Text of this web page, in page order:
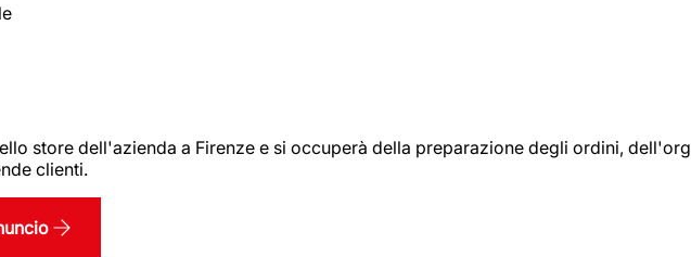
store dell'azienda a Firenze e si occuperà della preparazione degli ordini,
clienti.